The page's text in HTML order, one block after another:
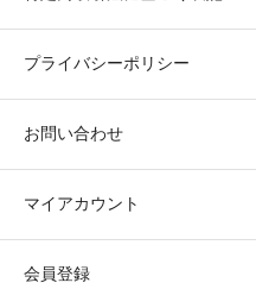
プライバシーポリシー
お問い合わせ
マイアカウント
会員登録